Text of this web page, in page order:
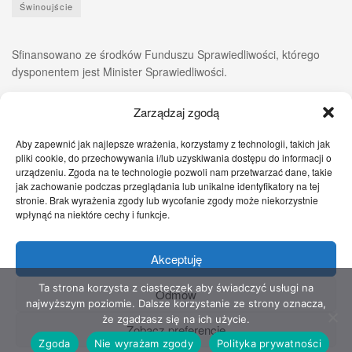
Zarządzaj zgodą
Aby zapewnić jak najlepsze wrażenia, korzystamy z technologii, takich jak
pliki cookie, do przechowywania i/lub uzyskiwania dostępu do informacji o
urządzeniu. Zgoda na te technologie pozwoli nam przetwarzać dane, takie
jak zachowanie podczas przeglądania lub unikalne identyfikatory na tej
stronie. Brak wyrażenia zgody lub wycofanie zgody może niekorzystnie
wpłynąć na niektóre cechy i funkcje.
Akceptuję
Odmów
Zobacz preferencje
Świnoujście
Sfinansowano ze środków Funduszu Sprawiedliwości, którego
dysponentem jest Minister Sprawiedliwości.
Zgłoś nam! Szczecińskie Wiadomości Sport
Zdrowie
Prawo
Pomoc Prawna Kontakt
Copyright © 2022 Stowarzyszenie Przyjaciół Zdrowia - Wszelkie prawa
zastrzeżone
Ta strona korzysta z ciasteczek aby świadczyć usługi na
najwyższym poziomie. Dalsze korzystanie ze strony oznacza,
że zgadzasz się na ich użycie.
Zgoda
Nie wyrażam zgody Polityka prywatności